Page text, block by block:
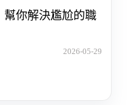
你解決尷尬的職
2026-05-29